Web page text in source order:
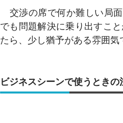
交渉の席で何か難しい局
でも問題解決に乗り出すこ
たら、少し猶予がある雰囲気
ビジネスシーンで使うときの